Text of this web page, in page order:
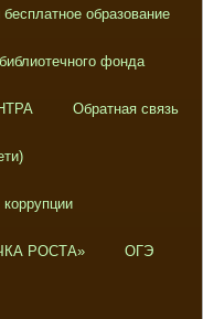
образование
фонда
Обратная связь
РОСТА» ОГЭ